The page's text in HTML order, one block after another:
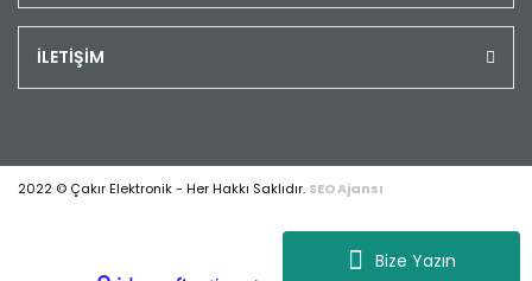
Bize Yazın
İLETİŞİM
2022 © Çakır Elektronik - Her Hakkı Saklıdır. SEO Ajansı